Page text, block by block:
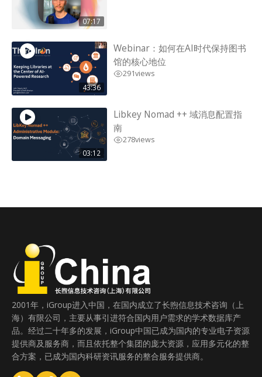
07:17
43:36
Webinar：如何在AI时代保持图书
馆的核心地位
291views
03:12
Libkey Nomad ++ 域消息配置指
南
278views
2001年，iGroup进入中国，在国内成立了长煦信息技术咨询（上
海）有限公司，主要从事引进符合国内用户需求的学术数据库产
品。经过二十年多的发展，iGroup中国已成为国内的专业电子资源
提供商及服务商，而且依托整个集团的庞大资源，应用多元化的整
合方案，已成为国内科研资讯服务的整合服务提供商。